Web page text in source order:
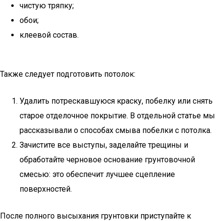
чистую тряпку;
обои;
клеевой состав.
Также следует подготовить потолок:
Удалить потрескавшуюся краску, побелку или снять
старое отделочное покрытие. В отдельной статье мы
рассказывали о способах смыва побелки с потолка.
Зачистите все выступы, заделайте трещины и
обработайте черновое основание грунтовочной
смесью: это обеспечит лучшее сцепление
поверхностей.
После полного высыхания грунтовки приступайте к